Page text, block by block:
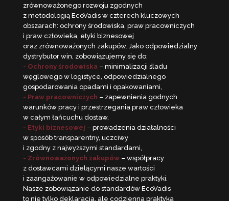
zrównoważonego rozwoju zgodnych
z metodologią EcoVadis w czterech kluczowych
obszarach: ochrony środowiska, praw pracowniczych
i praw człowieka, etyki biznesowej
oraz zrównoważonych zakupów. Jako odpowiedzialny
dystrybutor win, zobowiązujemy się do:
- Ochrony środowiska– minimalizacji śladu
węglowego w logistyce, odpowiedzialnego
gospodarowania opadami i opakowaniami,
- Praw pracowniczych – zapewnienia godnych
warunków pracy i przestrzegania praw człowieka
w całym łańcuchu dostaw,
- Etyki biznesowej – prowadzenia działalności
w sposób transparentny, uczciwy
i zgodny z najwyższymi standardami,
- Zrównoważonych zakupów– współpracy
z dostawcami dzielącymi nasze wartości
i zaangażowanie w odpowiedzialne praktyki.
Nasze zobowiązanie do standardów EcoVadis
to nie tylko deklaracja, ale codzienna praktyka